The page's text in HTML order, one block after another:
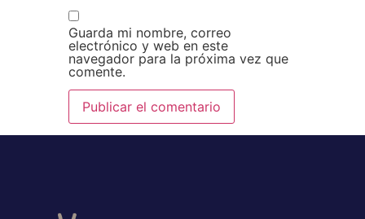
Guarda mi nombre, correo
electrónico y web en este
navegador para la próxima vez que
comente.